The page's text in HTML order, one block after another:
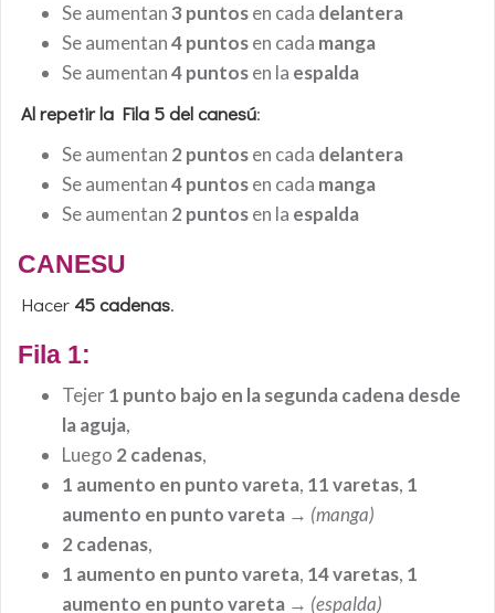
Se aumentan3 puntosen cada delantera
Se aumentan4 puntosen cada manga
Se aumentan4 puntosen la espalda
Al repetir la Fila 5 del canesú:
Se aumentan 2 puntosen cada delantera
Se aumentan4 puntosen cada manga
Se aumentan 2 puntosen la espalda
CANESU
Hacer 45cadenas.
Fila 1:
Tejer1 punto bajo en la segunda cadena desde
la aguja,
Luego 2 cadenas,
1 aumento en punto vareta, 11 varetas, 1
aumento en punto vareta → (manga)
2 cadenas,
1 aumento en punto vareta, 14 varetas, 1
aumento en punto vareta → (espalda)